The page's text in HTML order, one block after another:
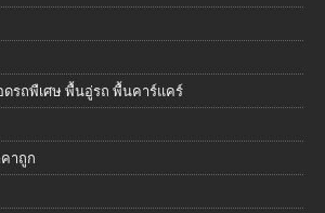
รถพืเศษ พื้นอู่รถ พื้นคาร์แคร์
าถูก